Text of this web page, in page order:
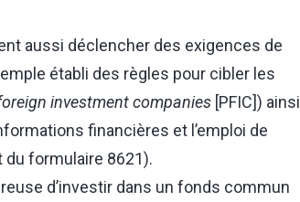
aussi déclencher des exigences de
établi des règles pour cibler les
investment companies[PFIC]) ainsi
financières et l’emploi de
formulaire 8621).
d’investir dans un fonds commun